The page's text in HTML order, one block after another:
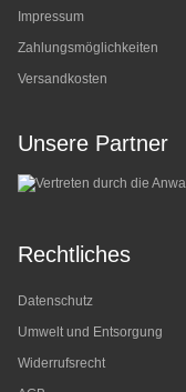
Impressum
Zahlungsmöglichkeiten
Versandkosten
Unsere Partner
Rechtliches
Datenschutz
Umwelt und Entsorgung
Widerrufsrecht